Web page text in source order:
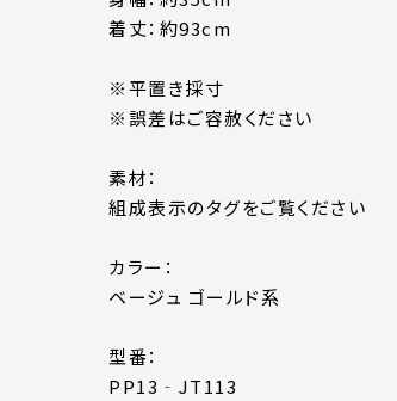
着丈：約93cm
※平置き採寸
※誤差はご容赦ください
素材：
組成表示のタグをご覧ください
カラー：
ベージュ ゴールド系
型番：
PP13‐JT113